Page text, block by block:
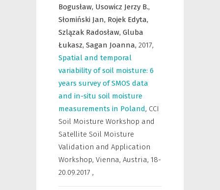
Bogusław, Usowicz Jerzy B.,
Słomiński Jan, Rojek Edyta,
Szlązak Radosław, Gluba
Łukasz, Sagan Joanna, 2017,
Spatial and temporal
variability of soil moisture: 6
years survey of SMOS data
and in-situ soil moisture
measurements in Poland, CCI
Soil Moisture Workshop and
Satellite Soil Moisture
Validation and Application
Workshop, Vienna, Austria, 18-
20.09.2017 ,